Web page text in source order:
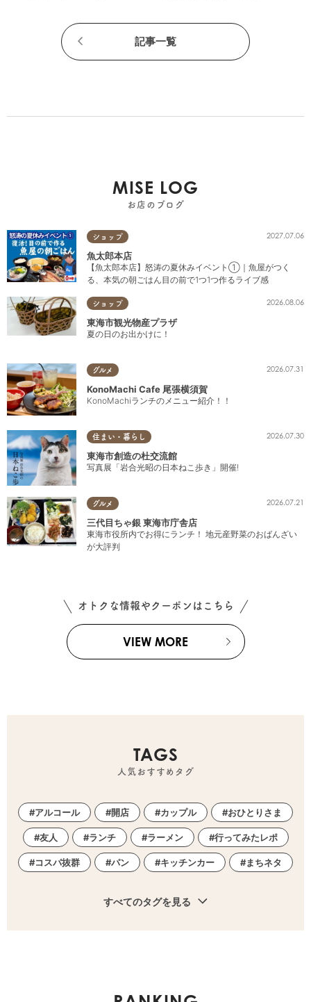
記事一覧
MISE LOG
お店のブログ
ショップ 2027.07.06
魚太郎本店
【魚太郎本店】怒涛の夏休みイベント①｜魚屋がつく
る、本気の朝ごはん目の前で1つ1つ作るライブ感
ショップ 2026.08.06
東海市観光物産プラザ
夏の日のお出かけに！
グルメ 2026.07.31
KonoMachi Cafe 尾張横須賀
KonoMachiランチのメニュー紹介！！
住まい・暮らし 2026.07.30
東海市創造の杜交流館
写真展「岩合光昭の日本ねこ歩き」開催!
グルメ 2026.07.21
三代目ちゃ銀 東海市庁舎店
東海市役所内でお得にランチ！ 地元産野菜のおばんざい
が大評判
オトクな情報やクーポンはこちら
VIEW MORE
TAGS
人気おすすめタグ
アルコール 開店 カップル おひとりさま
友人 ランチ ラーメン 行ってみたレポ
コスパ抜群 パン キッチンカー まちネタ
すべてのタグを見る